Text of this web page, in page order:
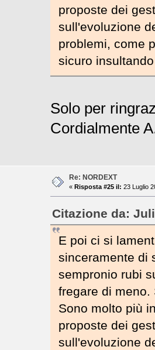
proposte dei
sull'evoluzione
problemi, come
sicuro
Solo per
Cordialmente
Re: NORDEXT
« Risposta #25 il: 23 Luglio
Citazione da:
E poi ci si
sinceramente di
sempronio rubi
fregare di meno.
Sono molto più
proposte dei
sull'evoluzione